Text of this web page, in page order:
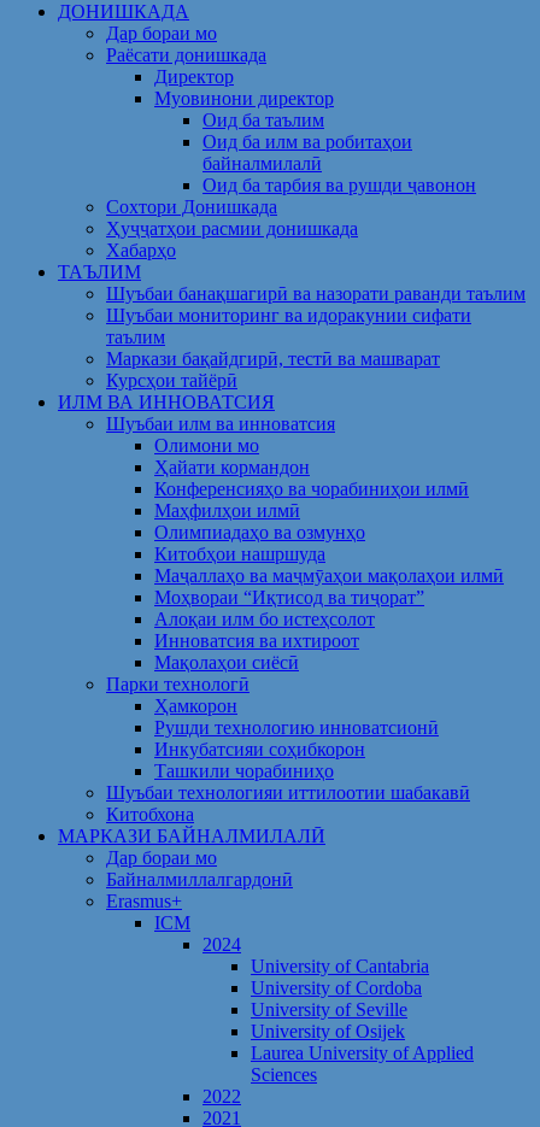
ДОНИШКАДА
Дар бораи мо
Раёсати донишкада
Директор
Муовинони директор
Оид ба таълим
Оид ба илм ва робитаҳои
байналмилалӣ
Оид ба тарбия ва рушди ҷавонон
Сохтори Донишкада
Ҳуҷҷатҳои расмии донишкада
Хабарҳо
ТАЪЛИМ
Шуъбаи банақшагирӣ ва назорати раванди таълим
Шуъбаи мониторинг ва идоракунии сифати
таълим
Маркази бақайдгирӣ, тестӣ ва машварат
Курсҳои тайёрӣ
ИЛМ ВА ИННОВАТСИЯ
Шуъбаи илм ва инноватсия
Олимони мо
Ҳайати кормандон
Конференсияҳо ва чорабиниҳои илмӣ
Маҳфилҳои илмӣ
Олимпиадаҳо ва озмунҳо
Китобҳои нашршуда
Маҷаллаҳо ва маҷмӯаҳои мақолаҳои илмӣ
Моҳвораи “Иқтисод ва тиҷорат”
Алоқаи илм бо истеҳсолот
Инноватсия ва ихтироот
Мақолаҳои сиёсӣ
Парки технологӣ
Ҳамкорон
Рушди технологию инноватсионӣ
Инкубатсияи соҳибкорон
Ташкили чорабиниҳо
Шуъбаи технологияи иттилоотии шабакавӣ
Китобхона
МАРКАЗИ БАЙНАЛМИЛАЛӢ
Дар бораи мо
Байналмиллалгардонӣ
Erasmus+
ICM
2024
University of Cantabria
University of Cordoba
University of Seville
University of Osijek
Laurea University of Applied
Sciences
2022
2021